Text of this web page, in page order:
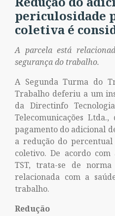
periculosidade
coletiva é
A parcela está
segurança do trabalho.
A Segunda Turma do
Trabalho deferiu a um
da Directinfo
Telecomunicações
pagamento do adicional
a redução do
coletivo. De acordo
TST, trata-se de
relacionada com a
trabalho.
Redução